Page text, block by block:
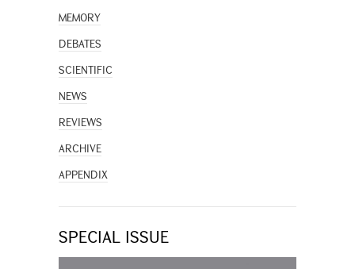
MEMORY
DEBATES
SCIENTIFIC
NEWS
REVIEWS
ARCHIVE
APPENDIX
SPECIAL ISSUE